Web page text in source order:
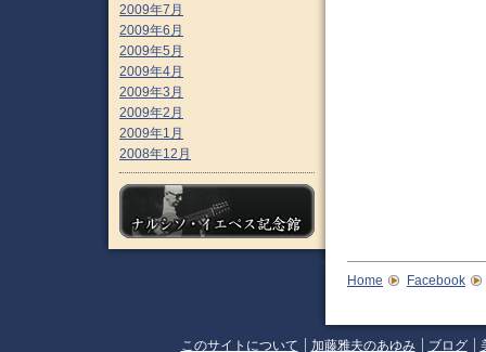
2009年7月
2009年6月
2009年5月
2009年4月
2009年3月
2009年2月
2009年1月
2008年12月
Home Facebook
このサイトについて 加藤雅夫のあゆみ ブログ